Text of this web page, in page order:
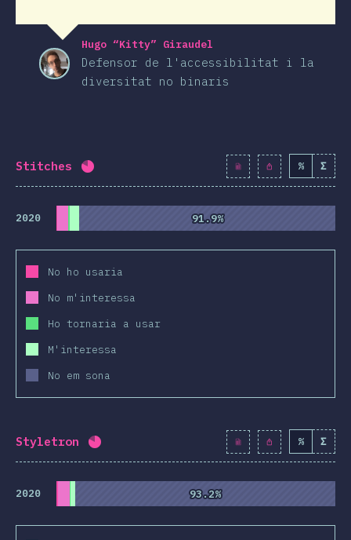
Hugo “Kitty” Giraudel
Defensor de l'accessibilitat i la
diversitat no binaris
Stitches Percentatge completat: 80.7% 9270 )
% Σ
2020 91.9%
91.9%
No ho usaria
No m'interessa
Ho tornaria a usar
M'interessa
No em sona
Styletron Percentatge completat: 80.8 % (9281
% Σ
2020 93.2%
93.2%